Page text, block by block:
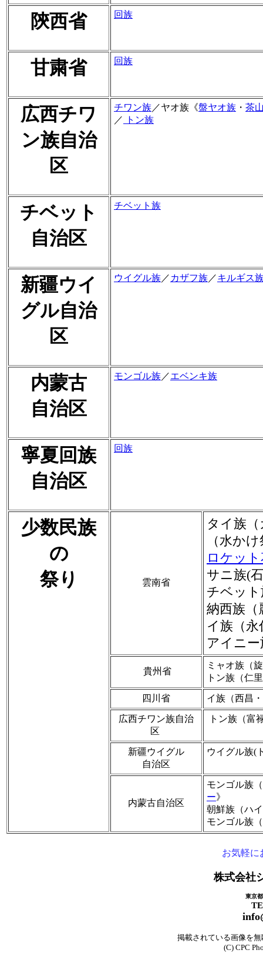
陝西省 回族
甘粛省 回族
広西チワ
ン族自治
区
チワン族／ヤオ族《盤ヤオ族 ・ 茶
／
トン族
チベット
自治区
チベット族
新疆ウイ
グル自治
区
ウイグル族／ カザフ族／キルギス
内蒙古
自治区
モンゴル族／エベンキ族
寧夏回族
自治区
回族
少数民族
の
祭り
雲南省
タイ族
（水か
ロケッ
サニ族(
チベッ
納西族（
イ族（
アイニ
貴州省
ミャオ族（
トン族（仁
四川省 イ族（西昌
広西チワン族自治
区
トン族（富
新疆ウイグル
自治区
ウイグル族(
内蒙古自治区
モンゴル族
ー》
朝鮮族（ハ
モンゴル族
お気軽に
株式会社
東京
掲載されている画像を
(C) CPC